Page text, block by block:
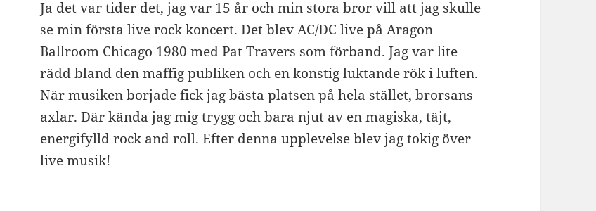
Ja det var tider det, jag var 15 år och min stora bror vill att jag skulle
se min första live rock koncert. Det blev AC/DC live på Aragon
Ballroom Chicago 1980 med Pat Travers som förband. Jag var lite
rädd bland den maffig publiken och en konstig luktande rök i luften.
När musiken borjade fick jag bästa platsen på hela stället, brorsans
axlar. Där kända jag mig trygg och bara njut av en magiska, täjt,
energifylld rock and roll. Efter denna upplevelse blev jag tokig över
live musik!